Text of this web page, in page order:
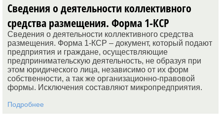
Сведения о деятельности коллективного
средства размещения. Форма 1-КСР
Сведения о деятельности коллективного средства
размещения. Форма 1-КСР – документ, который подают
предприятия и граждане, осуществляющие
предпринимательскую деятельность, не образуя при
этом юридического лица, независимо от их форм
собственности, а так же организационно-правовой
формы. Исключения составляют микропредприятия.
Подробнее